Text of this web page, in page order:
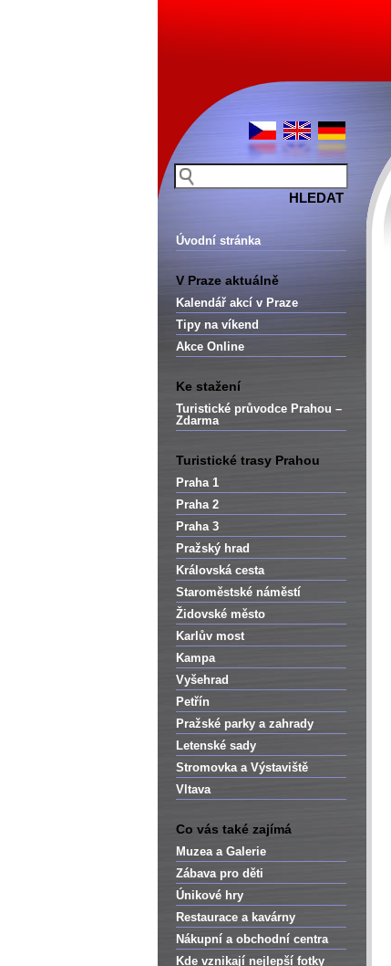
Úvodní stránka
V Praze aktuálně
Kalendář akcí v Praze
Tipy na víkend
Akce Online
Ke stažení
Turistické průvodce Prahou –
Zdarma
Turistické trasy Prahou
Praha 1
Praha 2
Praha 3
Pražský hrad
Královská cesta
Staroměstské náměstí
Židovské město
Karlův most
Kampa
Vyšehrad
Petřín
Pražské parky a zahrady
Letenské sady
Stromovka a Výstaviště
Vltava
Co vás také zajímá
Muzea a Galerie
Zábava pro děti
Únikové hry
Restaurace a kavárny
Nákupní a obchodní centra
Kde vznikají nejlepší fotky